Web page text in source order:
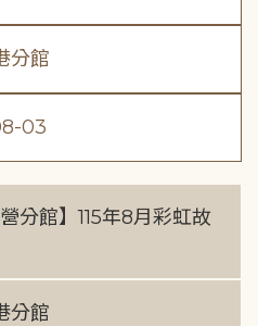
分館
03
營分館】115年8月彩虹故
分館